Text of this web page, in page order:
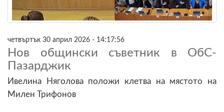
четвъртък 30 април 2026 - 14:17:56
Нов общински съветник в ОбС-
Пазарджик
Ивелина Няголова положи клетва на мястото на
Милен Трифонов